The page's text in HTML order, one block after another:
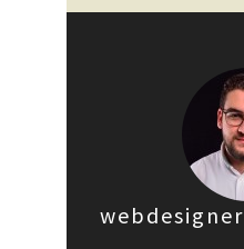
webdesigner